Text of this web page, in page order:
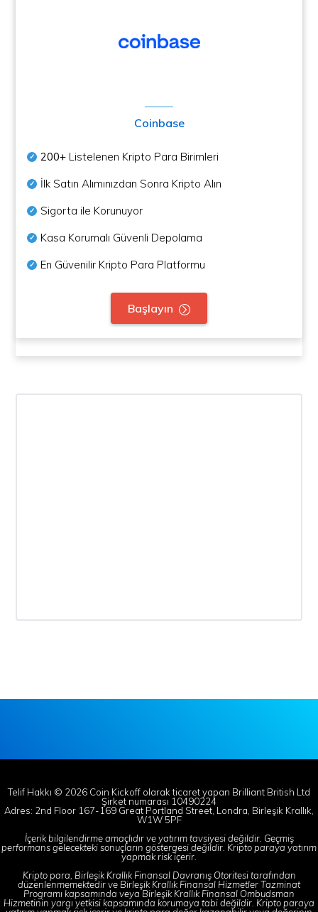
Coinbase
200+ Listelenen Kripto Para Birimleri
İlk Satın Alımınızdan Sonra Kripto Alın
Sigorta ile Korunuyor
Kasa Korumalı Güvenli Depolama
En Güvenilir Kripto Para Platformu
Başlayın
Telif Hakkı © 2026 Coin Kickoff olarak ticaret yapan Brilliant British Ltd
Şirket numarası 10490224
Adres: 2nd Floor 167-169 Great Portland Street, Londra, Birleşik Krallık,
W1W 5PF
İçerik bilgilendirme amaçlıdır ve yatırım tavsiyesi değildir. Geçmiş
performans gelecekteki sonuçların göstergesi değildir. Kripto paraya yatırım
yapmak risk içerir.
Kripto para, Birleşik Krallık Finansal Davranış Otoritesi tarafından
düzenlenmemektedir ve Birleşik Krallık Finansal Hizmetler Tazminat
Programı kapsamında veya Birleşik Krallık Finansal Ombudsman
Hizmetinin yargı yetkisi kapsamında korumaya tabi değildir. Kripto paraya